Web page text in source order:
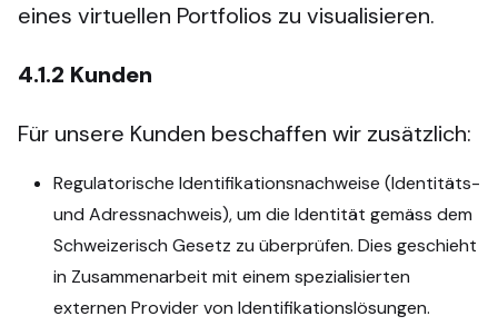
eines virtuellen Portfolios zu visualisieren.
4.1.2 Kunden
Für unsere Kunden beschaffen wir zusätzlich:
Regulatorische Identifikationsnachweise (Identitäts-
und Adressnachweis), um die Identität gemäss dem
Schweizerisch Gesetz zu überprüfen. Dies geschieht
in Zusammenarbeit mit einem spezialisierten
externen Provider von Identifikationslösungen.